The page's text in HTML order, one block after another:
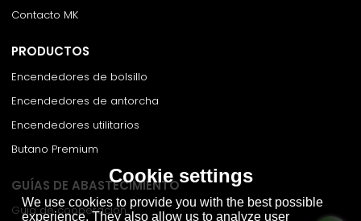
Contacto MK
PRODUCTOS
Encendedores de bolsillo
Encendedores de antorcha
Encendedores utilitarios
Butano Premium
GUÍAS DE ABASTECIMIENTO
Guía de cooperación
Cookie settings
We use cookies to provide you with the best possible
experience. They also allow us to analyze user